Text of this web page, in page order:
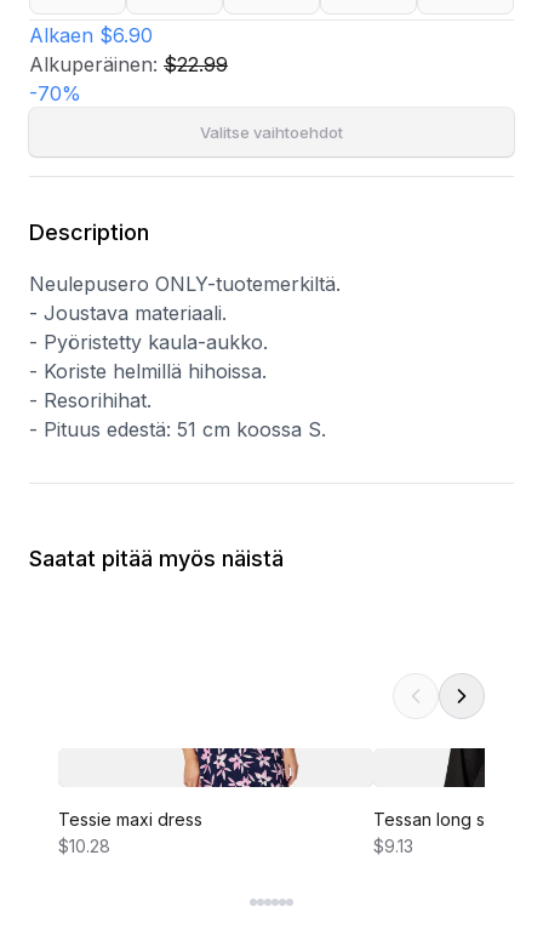
- Pituus edestä: 51 cm koossa S.
Alkaen $6.90
Alkuperäinen: $22.99
-70%
Valitse vaihtoehdot
Description
Neulepusero ONLY-tuotemerkiltä.
- Joustava materiaali.
- Pyöristetty kaula-aukko.
- Koriste helmillä hihoissa.
- Resorihihat.
- Pituus edestä: 51 cm koossa S.
Saatat pitää myös näistä
Tessie maxi dress
$10.28
Tessan long sleeve
$9.13